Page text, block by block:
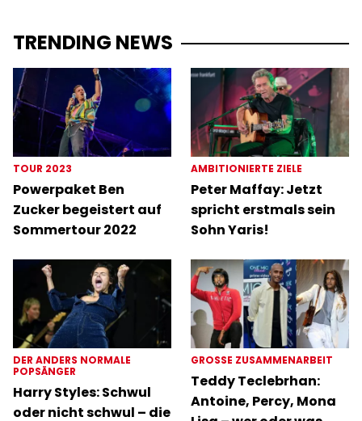
TRENDING NEWS
TOUR 2023
Powerpaket Ben
Zucker begeistert auf
Sommertour 2022
AMBITIONIERTE ZIELE
Peter Maffay: Jetzt
spricht erstmals sein
Sohn Yaris!
DER ANDERS NORMALE
POPSÄNGER
Harry Styles: Schwul
oder nicht schwul – die
GROSSE ZUSAMMENARBEIT
Teddy Teclebrhan:
Antoine, Percy, Mona